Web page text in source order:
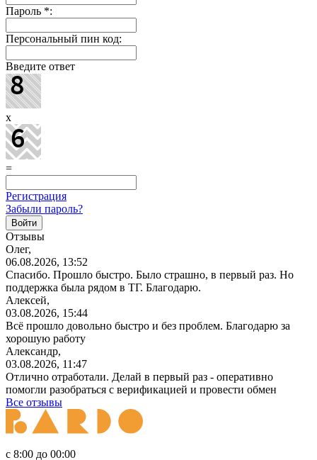
Пароль *:
Персональный пин код:
Введите ответ
x
=
Регистрация
Забыли пароль?
Отзывы
Олег,
06.08.2026, 13:52
Спасибо. Прошло быстро. Было страшно, в первый раз. Но
поддержка была рядом в ТГ. Благодарю.
Алексей,
03.08.2026, 15:44
Всё прошло довольно быстро и без проблем. Благодарю за
хорошую работу
Александр,
03.08.2026, 11:47
Отлично отработали. Делай в первый раз - оперативно
помогли разобраться с верификацией и провести обмен
Все отзывы
с 8:00 до 00:00